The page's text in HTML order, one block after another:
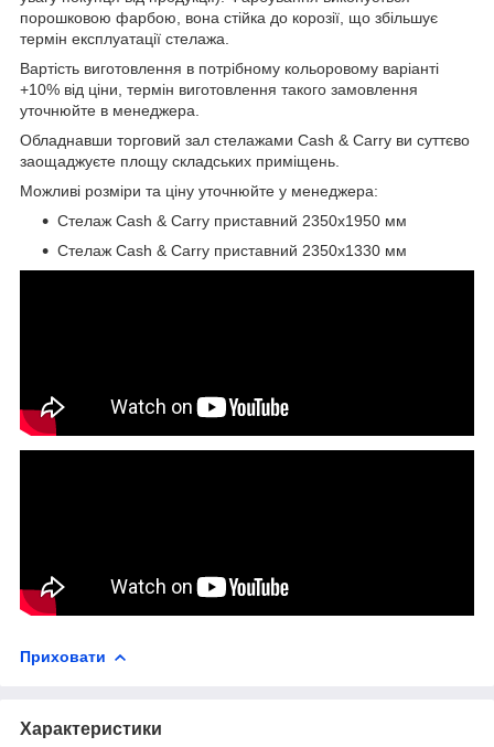
порошковою фарбою, вона стійка до корозії, що збільшує
термін експлуатації стелажа.
Вартість виготовлення в потрібному кольоровому варіанті
+10% від ціни, термін виготовлення такого замовлення
уточнюйте в менеджера.
Обладнавши торговий зал стелажами Cash & Carry ви суттєво
заощаджуєте площу складських приміщень.
Можливі розміри та ціну уточнюйте у менеджера:
Стелаж Cash & Carry приставний 2350х1950 мм
Стелаж Cash & Carry приставний 2350х1330 мм
Приховати
Характеристики